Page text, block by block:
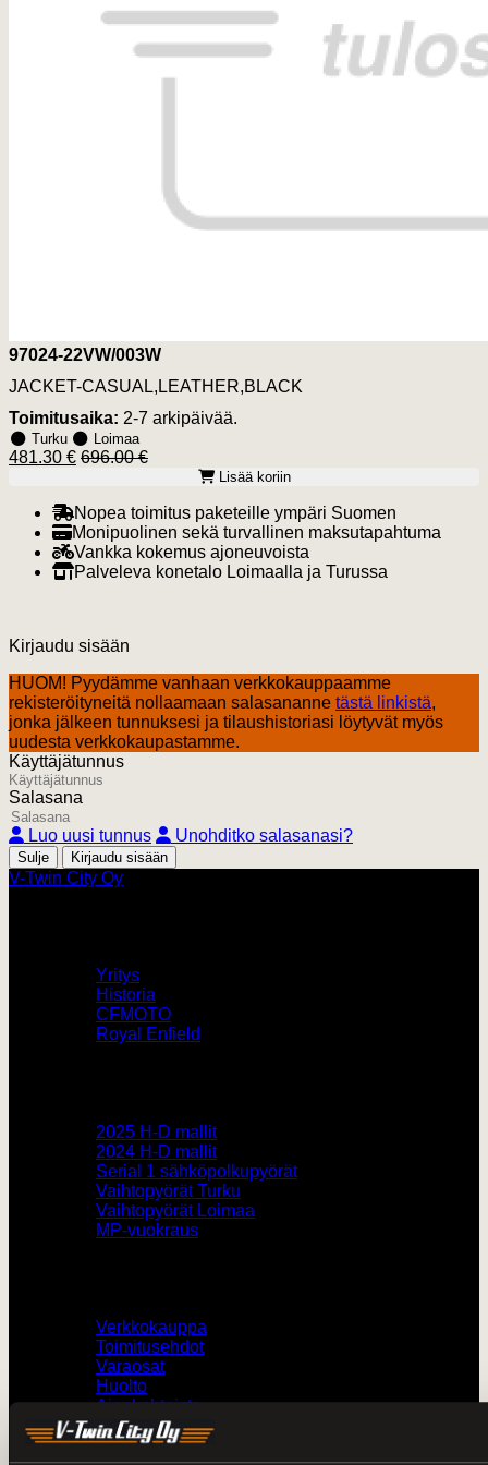
97024-22VW/003W
JACKET-CASUAL,LEATHER,BLACK
Toimitusaika: 2-7 arkipäivää.
Turku Loimaa
481.30 € 696.00 €
Lisää koriin
Nopea toimitus paketeille ympäri Suomen
Monipuolinen sekä turvallinen maksutapahtuma
Vankka kokemus ajoneuvoista
Palveleva konetalo Loimaalla ja Turussa
Kirjaudu sisään
HUOM! Pyydämme vanhaan verkkokauppaamme
rekisteröityneitä nollaamaan salasananne tästä linkistä,
jonka jälkeen tunnuksesi ja tilaushistoriasi löytyvät myös
uudesta verkkokaupastamme.
Käyttäjätunnus
Salasana
Luo uusi tunnus Unohditko salasanasi?
Sulje
V-Twin City Oy
Yritys
Historia
CFMOTO
Royal Enfield
2025 H-D mallit
2024 H-D mallit
Serial 1 sähköpolkupyörät
Vaihtopyörät Turku
Vaihtopyörät Loimaa
MP-vuokraus
Verkkokauppa
Toimitusehdot
Varaosat
Huolto
Ajankohtaista
Kaikki kampanjat